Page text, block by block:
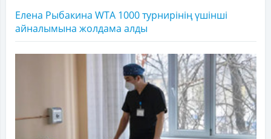
Елена Рыбакина WTA 1000 турнирінің үшінші
айналымына жолдама алды